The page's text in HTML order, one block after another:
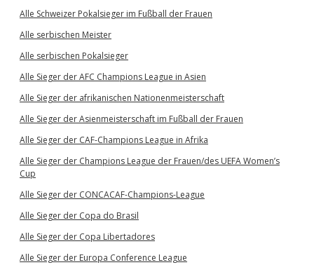
Alle Schweizer Pokalsieger im Fußball der Frauen
Alle serbischen Meister
Alle serbischen Pokalsieger
Alle Sieger der AFC Champions League in Asien
Alle Sieger der afrikanischen Nationenmeisterschaft
Alle Sieger der Asienmeisterschaft im Fußball der Frauen
Alle Sieger der CAF-Champions League in Afrika
Alle Sieger der Champions League der Frauen/des UEFA Women’s
Cup
Alle Sieger der CONCACAF-Champions-League
Alle Sieger der Copa do Brasil
Alle Sieger der Copa Libertadores
Alle Sieger der Europa Conference League